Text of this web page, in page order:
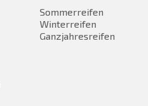
Sommerreifen
Winterreifen
Ganzjahresreifen